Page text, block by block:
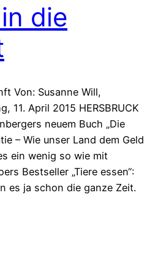
die
Von: Susanne Will,
11. April 2015 HERSBRUCK
neuem Buch „Die
– Wie unser Land dem Geld
ein wenig so wie mit
Bestseller „Tiere essen“:
es ja schon die ganze Zeit.